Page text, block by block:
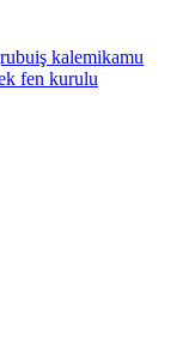
iş kalemikamu
fen kurulu